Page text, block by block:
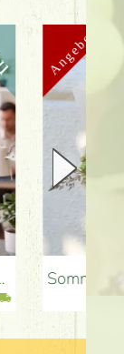
Sommerlicher rosafarbener Strauß mit